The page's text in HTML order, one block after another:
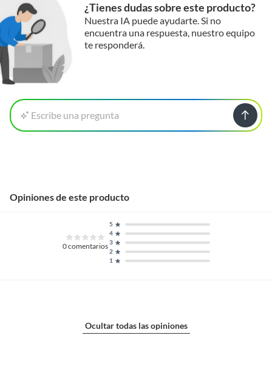
¿Tienes dudas sobre este producto?
Nuestra IA puede ayudarte. Si no
encuentra una respuesta, nuestro equipo
te responderá.
Escribe una pregunta
Opiniones de este producto
0comentarios
1
2
3
4
5
Ocultar todas las opiniones